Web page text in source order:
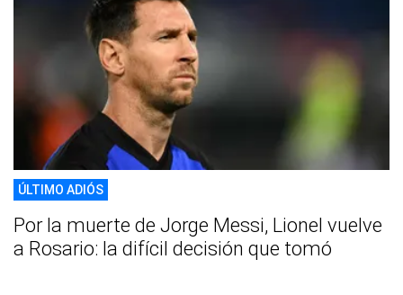
ÚLTIMO ADIÓS
Por la muerte de Jorge Messi, Lionel vuelve
a Rosario: la difícil decisión que tomó